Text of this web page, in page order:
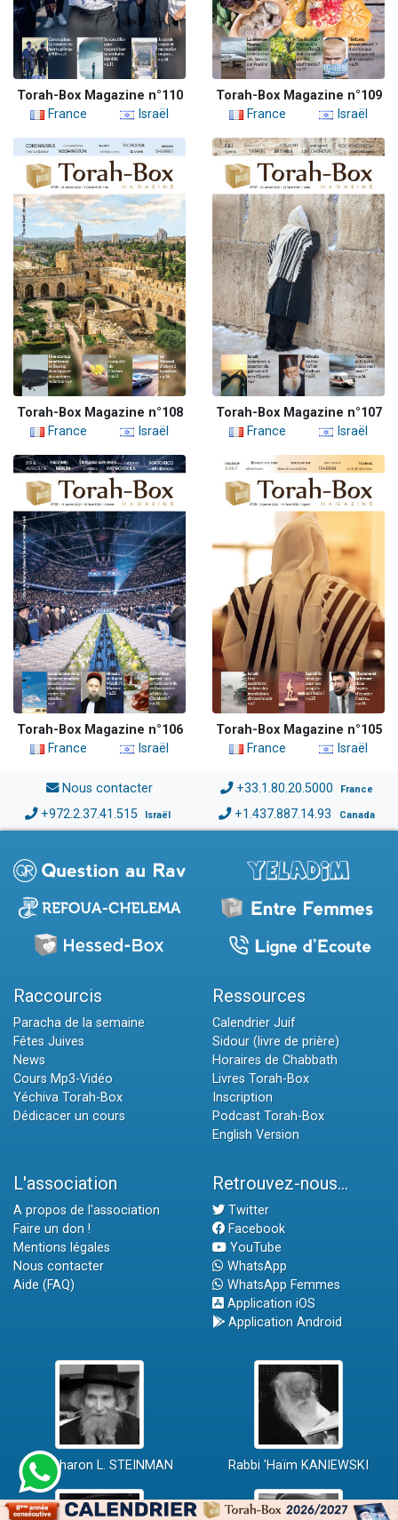
Torah-Box Magazine n°110
France
Israël
Torah-Box Magazine n°109
France
Israël
Torah-Box Magazine n°108
France
Israël
Torah-Box Magazine n°107
France
Israël
Torah-Box Magazine n°106
France
Israël
Torah-Box Magazine n°105
France
Israël
Nous contacter +33.1.80.20.5000 France
+972.2.37.41.515 Israël +1.437.887.14.93 Canada
Raccourcis
Paracha de la semaine
Fêtes Juives
News
Cours Mp3-Vidéo
Yéchiva Torah-Box
Dédicacer un cours
Ressources
Calendrier Juif
Sidour (livre de prière)
Horaires de Chabbath
Livres Torah-Box
Inscription
Podcast Torah-Box
English Version
L'association
A propos de l'association
Faire un don !
Mentions légales
Nous contacter
Aide (FAQ)
Retrouvez-nous...
Twitter
Facebook
YouTube
WhatsApp
WhatsApp Femmes
Application iOS
Application Android
Rav Aharon L. STEINMAN Rabbi 'Haïm KANIEWSKI